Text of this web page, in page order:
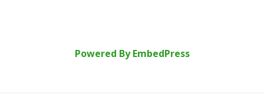
Powered By EmbedPress